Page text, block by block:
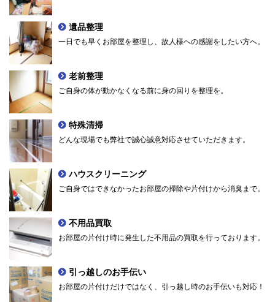
遺品整理
一日でも早くお部屋を整理し、故人様への感謝をしたい方へ。
老前整理
ご自身の体が動かなくなる前に身の回りを整理を。
特殊清掃
どんな現場でも弊社で誠心誠意対応させていただきます。
ハウスクリーニング
ご自身ではできなかったお部屋の掃除や片付けから消臭まで。
不用品買取
お部屋の片付け時に発生した不用品の買取を行っております。
引っ越しのお手伝い
お部屋の片付けだけではなく、引っ越し時のお手伝いも対応！